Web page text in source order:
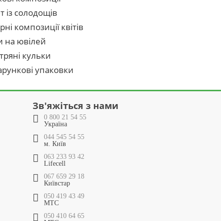
із солодощів
композиції квітів
на ювілей
кульки
упаковки
Зв'яжіться з нами
0 800 21 54 55
Україна
044 545 54 55
м. Київ
063 233 93 42
Lifecell
067 659 29 18
Київстар
050 419 43 49
МТС
050 410 64 65